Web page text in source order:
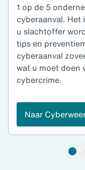
1 op de 5
cyberaanval. Het
u slachtoffer
tips en
cyberaanval
wat u moet doen
cybercrime.
Naar